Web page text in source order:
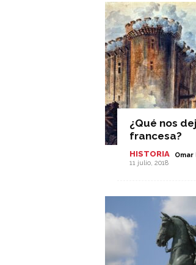
¿Qué nos
francesa?
HISTORIA
11 julio, 2018